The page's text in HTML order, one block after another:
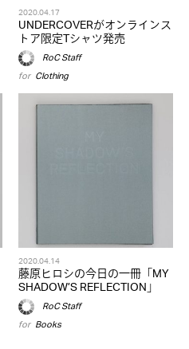
2020.04.17
UNDERCOVERがオンラインス
トア限定Tシャツ発売
RoC Staff
for Clothing
2020.04.14
藤原ヒロシの今日の一冊「MY
SHADOW’S REFLECTION」
RoC Staff
for Books